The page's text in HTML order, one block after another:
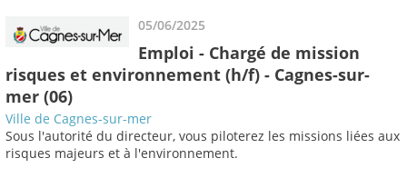
05/06/2025
Emploi - Chargé de mission
risques et environnement (h/f) - Cagnes-sur-
mer (06)
Ville de Cagnes-sur-mer
Sous l'autorité du directeur, vous piloterez les missions liées aux
risques majeurs et à l'environnement.